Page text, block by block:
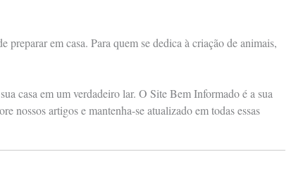
em casa. Para quem se dedica à criação de animais,
casa em um verdadeiro lar. O Site Bem Informado é a sua
nossos artigos e mantenha-se atualizado em todas essas